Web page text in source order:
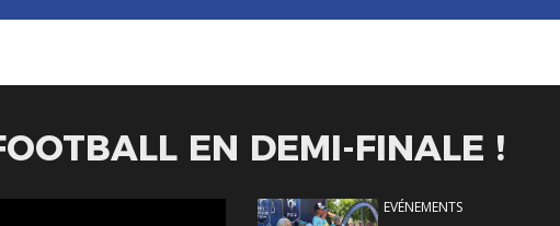
EN DEMI-FINALE !
EVÉNEMENTS